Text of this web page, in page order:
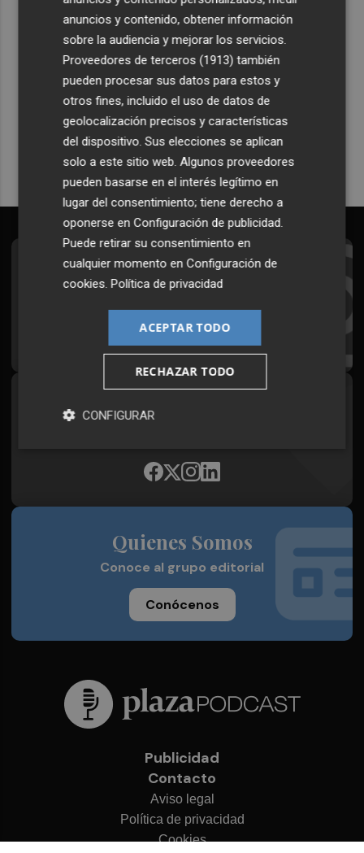
Recibe toda la actualidad de
Plaza Podcast en tu correo
Quiero suscribirme
Suscríbete al Boletín
¡Quiero suscribirme!
Síguenos en redes
Quienes Somos
Conoce al grupo editorial
Conócenos
Publicidad
Contacto
Aviso legal
Política de privacidad
Cookies
anuncios y contenido, obtener información
sobre la audiencia y mejorar los servicios.
Proveedores de terceros (1913) también
pueden procesar sus datos para estos y
otros fines, incluido el uso de datos de
geolocalización precisos y características
del dispositivo. Sus elecciones se aplican
solo a este sitio web. Algunos proveedores
pueden basarse en el interés legítimo en
lugar del consentimiento; tiene derecho a
oponerse enConfiguración de publicidad.
Puede retirar su consentimiento en
cualquier momento enConfiguración de
cookies.Política de privacidad
ACEPTAR TODO
RECHAZAR TODO
CONFIGURAR